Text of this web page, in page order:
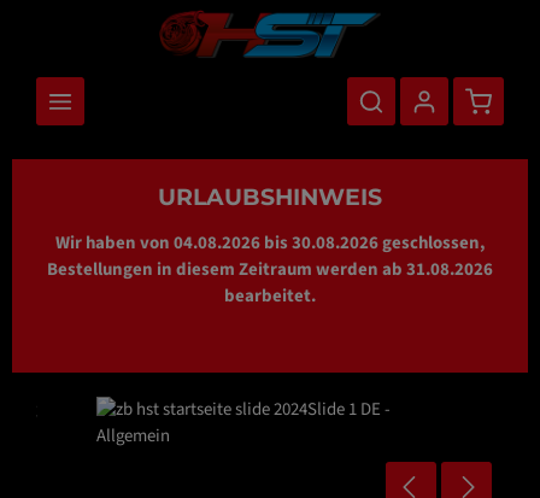
URLAUBSHINWEIS
Wir haben von 04.08.2026 bis 30.08.2026 geschlossen,
Bestellungen in diesem Zeitraum werden ab 31.08.2026
bearbeitet.
Bildergalerie überspringen